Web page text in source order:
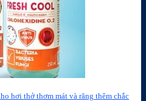
hơi thở thơm mát và răng thêm chắc